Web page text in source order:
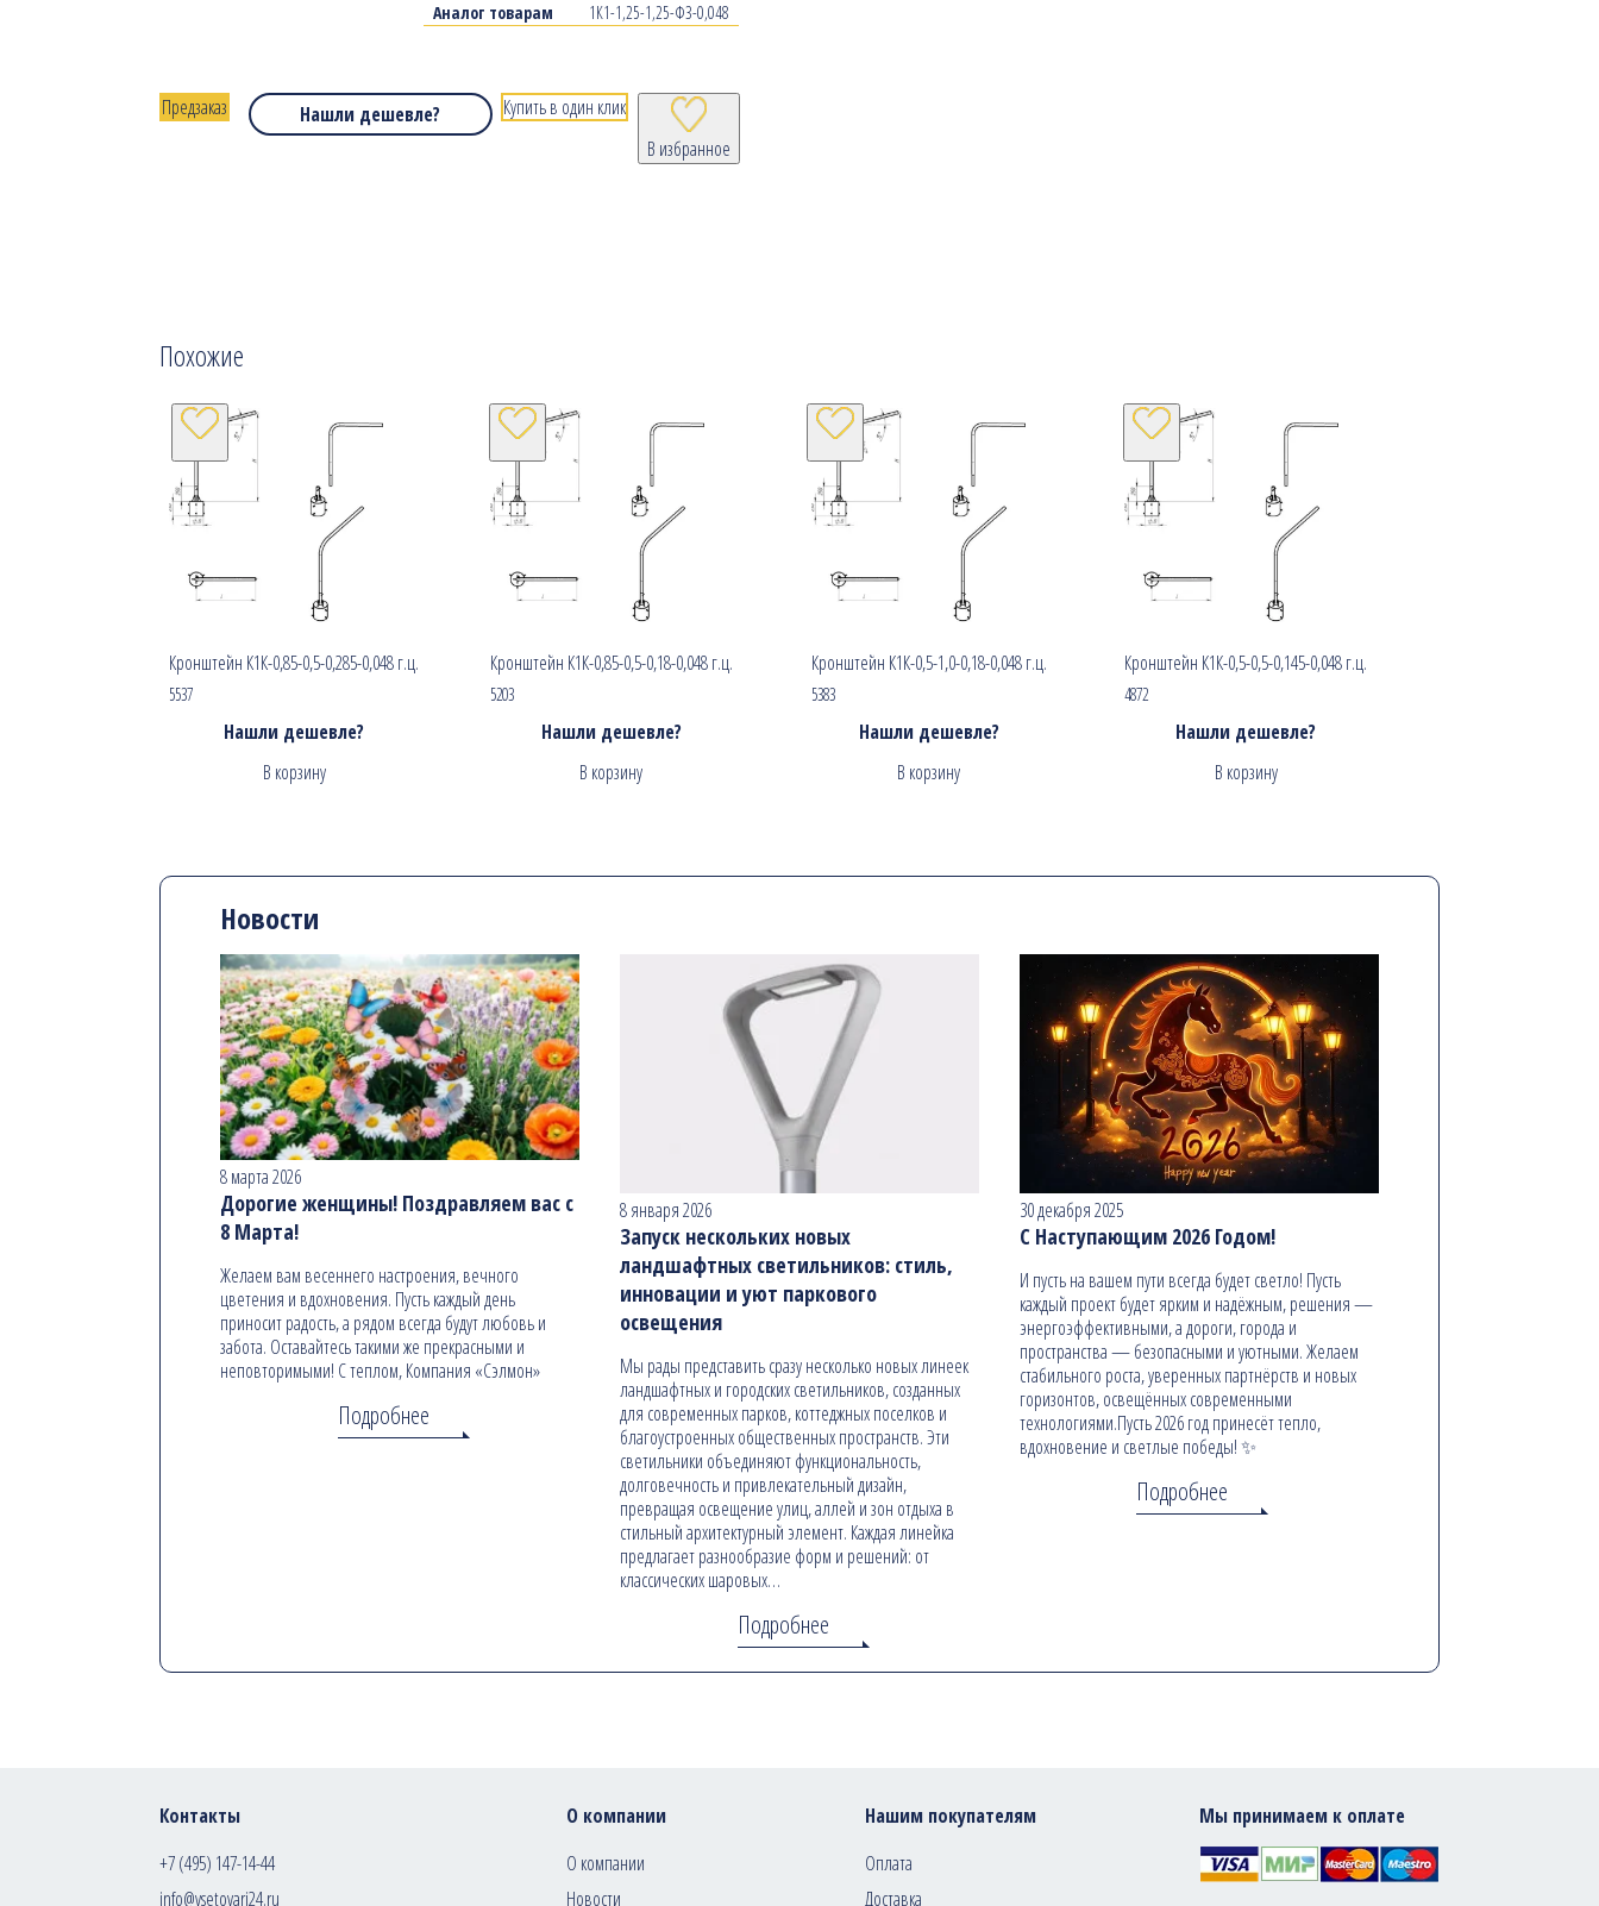
Аналог товарам
1К1-1,25-1,25-Ф3-0,048
Нашли дешевле?
В избранное
Предзаказ Купить в один клик
Похожие
Кронштейн К1К-0,85-0,5-0,285-0,048 г.ц.
5537
Нашли дешевле?
В корзину
Кронштейн К1К-0,85-0,5-0,18-0,048 г.ц.
5203
Нашли дешевле?
В корзину
Кронштейн К1К-0,5-1,0-0,18-0,048 г.ц.
5383
Нашли дешевле?
В корзину
Кронштейн К1К-0,5-0,5-0,145-0,048 г.ц.
4872
Нашли дешевле?
В корзину
Новости
8 марта 2026
Дорогие женщины! Поздравляем вас с
8 Марта!
Желаем вам весеннего настроения, вечного
цветения и вдохновения. Пусть каждый день
приносит радость, а рядом всегда будут любовь и
забота. Оставайтесь такими же прекрасными и
неповторимыми! С теплом, Компания «Сэлмон»
Подробнее
8 января 2026
Запуск нескольких новых
ландшафтных светильников: стиль,
инновации и уют паркового
освещения
Мы рады представить сразу несколько новых линеек
ландшафтных и городских светильников, созданных
для современных парков, коттеджных поселков и
благоустроенных общественных пространств. Эти
светильники объединяют функциональность,
долговечность и привлекательный дизайн,
превращая освещение улиц, аллей и зон отдыха в
стильный архитектурный элемент. Каждая линейка
предлагает разнообразие форм и решений: от
классических шаровых…
Подробнее
30 декабря 2025
С Наступающим 2026 Годом!
И пусть на вашем пути всегда будет светло! Пусть
каждый проект будет ярким и надёжным, решения —
энергоэффективными, а дороги, города и
пространства — безопасными и уютными. Желаем
стабильного роста, уверенных партнёрств и новых
горизонтов, освещённых современными
технологиями.Пусть 2026 год принесёт тепло,
вдохновение и светлые победы! ✨
Подробнее
Контакты
+7 (495) 147-14-44
info@vsetovari24.ru
О компании
О компании
Новости
Нашим покупателям
Оплата
Доставка
Мы принимаем к оплате